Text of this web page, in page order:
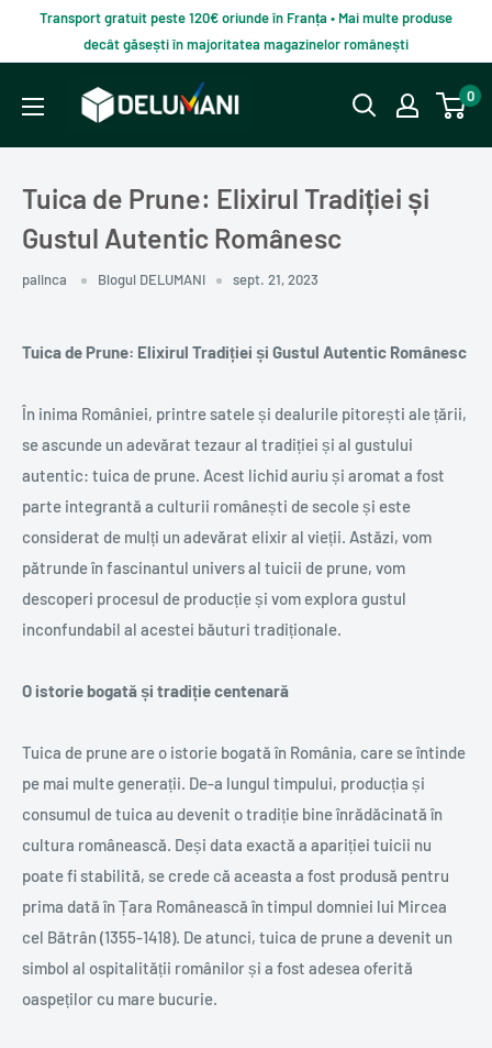
continut
Transport gratuit peste 120€ oriunde în Franța • Mai multe produse
decât găsești în majoritatea magazinelor românești
Delumani
Magazin
online
0
Tuica de Prune: Elixirul Tradiției și
Gustul Autentic Românesc
palinca Blogul DELUMANI sept. 21, 2023
Tuica de Prune: Elixirul Tradiției și Gustul Autentic Românesc
În inima României, printre satele și dealurile pitorești ale țării,
se ascunde un adevărat tezaur al tradiției și al gustului
autentic: tuica de prune. Acest lichid auriu și aromat a fost
parte integrantă a culturii românești de secole și este
considerat de mulți un adevărat elixir al vieții. Astăzi, vom
pătrunde în fascinantul univers al tuicii de prune, vom
descoperi procesul de producție și vom explora gustul
inconfundabil al acestei băuturi tradiționale.
O istorie bogată și tradiție centenară
Tuica de prune are o istorie bogată în România, care se întinde
pe mai multe generații. De-a lungul timpului, producția și
consumul de tuica au devenit o tradiție bine înrădăcinată în
cultura românească. Deși data exactă a apariției tuicii nu
poate fi stabilită, se crede că aceasta a fost produsă pentru
prima dată în Țara Românească în timpul domniei lui Mircea
cel Bătrân (1355-1418). De atunci, tuica de prune a devenit un
simbol al ospitalității românilor și a fost adesea oferită
oaspeților cu mare bucurie.